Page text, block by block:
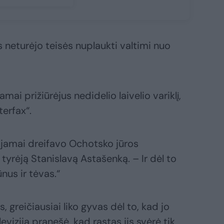
neturėjo teisės nuplaukti valtimi nuo
prižiūrėjus nedidelio laivelio variklį,
dreifavo Ochotsko jūros
Stanislavą Astašenką. – Ir dėl to
ir tėvas.“
greičiausiai liko gyvas dėl to, kad jo